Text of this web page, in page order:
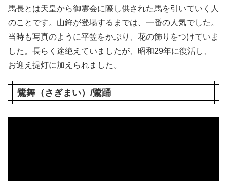
馬長とは天皇から御霊会に際し供された馬を引いていく人
のことです。山鉾が登場するまでは、一番の人気でした。
当時も写真のように平笠をかぶり、花の飾りをつけていま
した。長らく途絶えていましたが、昭和29年に復活し、
お迎え提灯に加えられました。
鷺舞（さぎまい）/鷺踊